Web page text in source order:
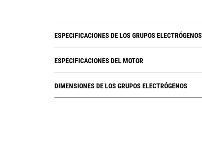
ESPECIFICACIONES DE LOS GRUPOS ELECTRÓGENOS
ESPECIFICACIONES DEL MOTOR
DIMENSIONES DE LOS GRUPOS ELECTRÓGENOS